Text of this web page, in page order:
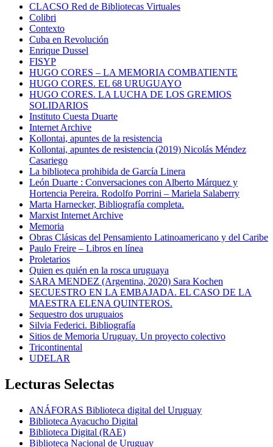
CLACSO Red de Bibliotecas Virtuales
Colibri
Contexto
Cuba en Revolución
Enrique Dussel
FISYP
HUGO CORES – LA MEMORIA COMBATIENTE
HUGO CORES. EL 68 URUGUAYO
HUGO CORES. LA LUCHA DE LOS GREMIOS
SOLIDARIOS
Instituto Cuesta Duarte
Internet Archive
Kollontai, apuntes de la resistencia
Kollontai, apuntes de resistencia (2019) Nicolás Méndez
Casariego
La biblioteca prohibida de García Linera
León Duarte : Conversaciones con Alberto Márquez y
Hortencia Pereira. Rodolfo Porrini – Mariela Salaberry
Marta Harnecker, Bibliografía completa.
Marxist Internet Archive
Memoria
Obras Clásicas del Pensamiento Latinoamericano y del Caribe
Paulo Freire – Libros en línea
Proletarios
Quien es quién en la rosca uruguaya
SARA MENDEZ (Argentina, 2020) Sara Kochen
SECUESTRO EN LA EMBAJADA. EL CASO DE LA
MAESTRA ELENA QUINTEROS.
Sequestro dos uruguaios
Silvia Federici. Bibliografía
Sitios de Memoria Uruguay. Un proyecto colectivo
Tricontinental
UDELAR
Lecturas Selectas
ANÁFORAS Biblioteca digital del Uruguay
Biblioteca Ayacucho Digital
Biblioteca Digital (RAE)
Biblioteca Nacional de Uruguay